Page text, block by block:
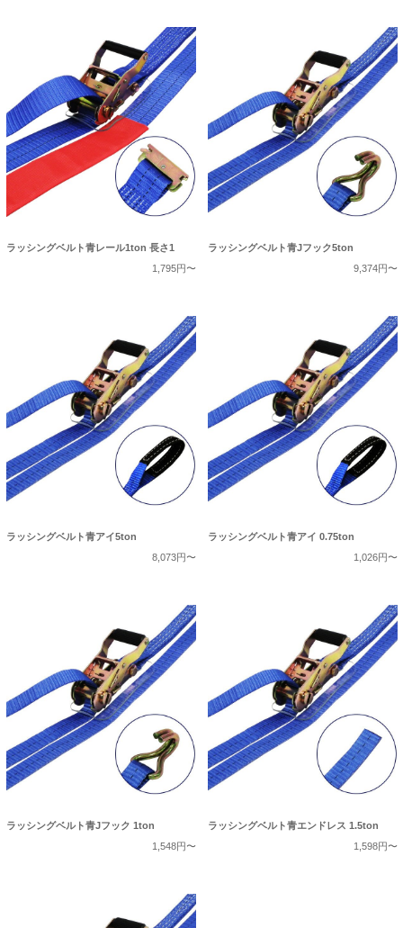
ラッシングベルト青レール1ton 長さ1
1,795円〜
ラッシングベルト青Jフック5ton
9,374円〜
ラッシングベルト青アイ5ton
8,073円〜
ラッシングベルト青アイ 0.75ton
1,026円〜
ラッシングベルト青Jフック 1ton
1,548円〜
ラッシングベルト青エンドレス 1.5ton
1,598円〜